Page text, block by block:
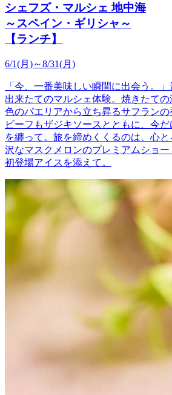
シェフズ・マルシェ 地中海
～スペイン・ギリシャ～
【ランチ】
6/1(月)～8/31(月)
「今、一番美味しい瞬間に出会う。
出来たてのマルシェ体験。焼きたて
色のパエリアから立ち昇るサフランの
ビーフもザジキソースとともに、今
を纏って。旅を締めくくるのは、心
沢なマスクメロンのプレミアムショー
初登場アイスを添えて。